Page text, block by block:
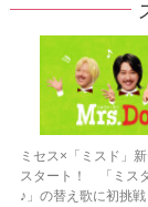
ミセス×「ミスド」
スタート！ 「ミス
♪」の替え歌に初挑戦